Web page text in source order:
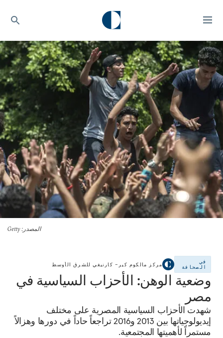
المصدر : Getty
في
الصحافة
مركز مالكوم كير– كارنيغي للشرق الأوسط
وضعية الوهن‪:‬ الأحزاب السياسية في
مصر
شهدت الأحزاب السياسية المصرية على مختلف
إيديولوجياتها بين 2013 و2016 تراجعاً حاداً في دورها وهزالاً
مستمراً لأهميتها المجتمعية.